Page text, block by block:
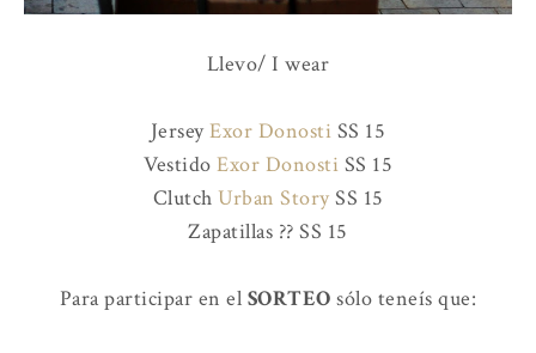
Llevo/ I wear
JerseyExor Donosti SS 15
Vestido Exor Donosti SS 15
Clutch Urban Story SS 15
Zapatillas ?? SS 15
Para participar en el SORTEO sólo teneís que: